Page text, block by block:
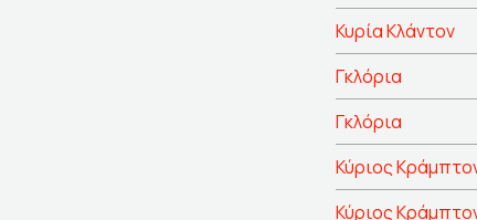
Κυρία Κλάντον
Γκλόρια
Γκλόρια
Κύριος
Κύριος